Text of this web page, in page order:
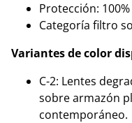
Protección:
Categoría filtro
Variantes de color
C-2: Lentes
sobre armazón
contemporáneo.